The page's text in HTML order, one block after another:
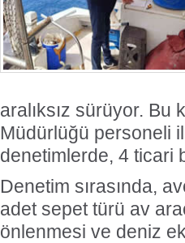
aralıksız sürüyor. Bu
Müdürlüğü personeli
denetimlerde, 4 ticari
Denetim sırasında,
adet sepet türü av
önlenmesi ve deniz